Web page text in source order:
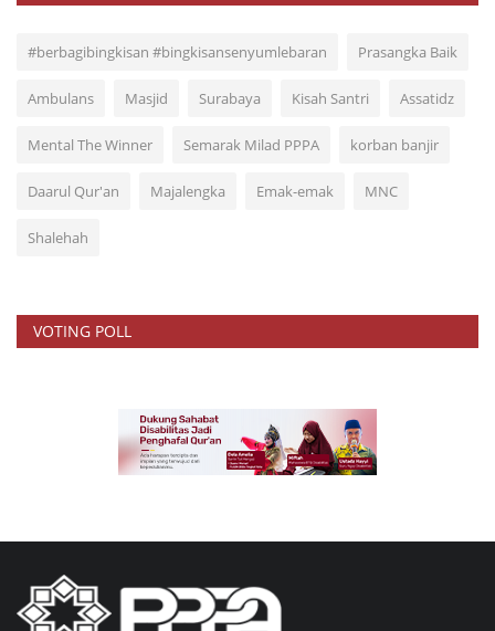
#berbagibingkisan #bingkisansenyumlebaran Prasangka Baik
Ambulans Masjid Surabaya Kisah Santri Assatidz
Mental The Winner Semarak Milad PPPA korban banjir
Daarul Qur'an Majalengka Emak-emak MNC
Shalehah
VOTING POLL